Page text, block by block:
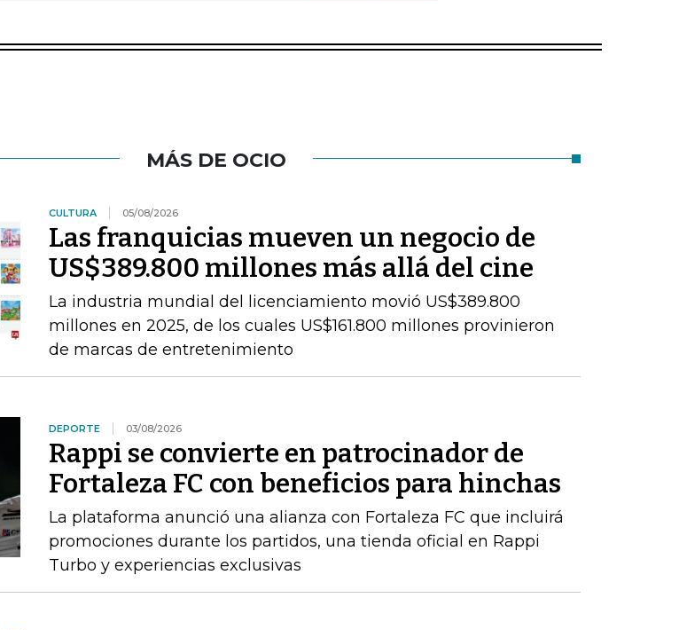
MÁS DE OCIO
CULTURA 05/08/2026
Las franquicias mueven un negocio de
US$389.800 millones más allá del cine
La industria mundial del licenciamiento movió US$389.800
millones en 2025, de los cuales US$161.800 millones provinieron
de marcas de entretenimiento
DEPORTE 03/08/2026
Rappi se convierte en patrocinador de
Fortaleza FC con beneficios para hinchas
La plataforma anunció una alianza con Fortaleza FC que incluirá
promociones durante los partidos, una tienda oficial en Rappi
Turbo y experiencias exclusivas